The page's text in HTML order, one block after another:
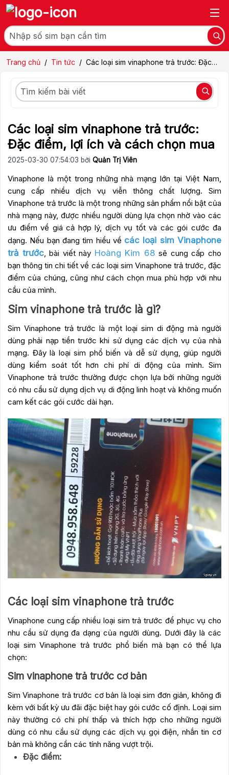
Trang chủ / Tin tức / Các loại sim vinaphone trả trước: Đặc
Các loại sim vinaphone trả trước:
Đặc điểm, lợi ích và cách chọn mua
2025-03-30 07:54:03 bởi Quản Trị Viên
Vinaphone là một trong những nhà mạng lớn tại Việt Nam,
cung cấp nhiều dịch vụ viễn thông chất lượng. Sim
Vinaphone trả trước là một trong những sản phẩm nổi bật của
nhà mạng này, được nhiều người dùng lựa chọn nhờ vào các
ưu điểm về giá cả hợp lý, dịch vụ tốt và các gói cước đa
dạng. Nếu bạn đang tìm hiểu về các loại sim Vinaphone
trả trước, bài viết này Hoàng Kim 68 sẽ cung cấp cho
bạn thông tin chi tiết về các loại sim Vinaphone trả trước, đặc
điểm của chúng, cũng như cách chọn mua phù hợp với nhu
cầu của mình.
Sim vinaphone trả trước là gì?
Sim Vinaphone trả trước là một loại sim di động mà người
dùng phải nạp tiền trước khi sử dụng các dịch vụ của nhà
mạng. Đây là loại sim phổ biến và dễ sử dụng, giúp người
dùng kiểm soát tốt hơn chi phí di động của mình. Sim
Vinaphone trả trước thường được chọn lựa bởi những người
có nhu cầu sử dụng dịch vụ di động linh hoạt và không muốn
cam kết các gói cước dài hạn.
Các loại sim vinaphone trả trước
Vinaphone cung cấp nhiều loại sim trả trước để phục vụ cho
nhu cầu sử dụng đa dạng của người dùng. Dưới đây là các
loại sim Vinaphone trả trước phổ biến mà bạn có thể lựa
chọn:
Sim vinaphone trả trước cơ bản
Sim Vinaphone trả trước cơ bản là loại sim đơn giản, không đi
kèm với bất kỳ ưu đãi đặc biệt hay gói cước cố định. Loại sim
này thường có chi phí thấp và thích hợp cho những người
dùng có nhu cầu sử dụng các dịch vụ gọi điện, nhắn tin cơ
bản mà không cần các tính năng vượt trội.
Đặc điểm: